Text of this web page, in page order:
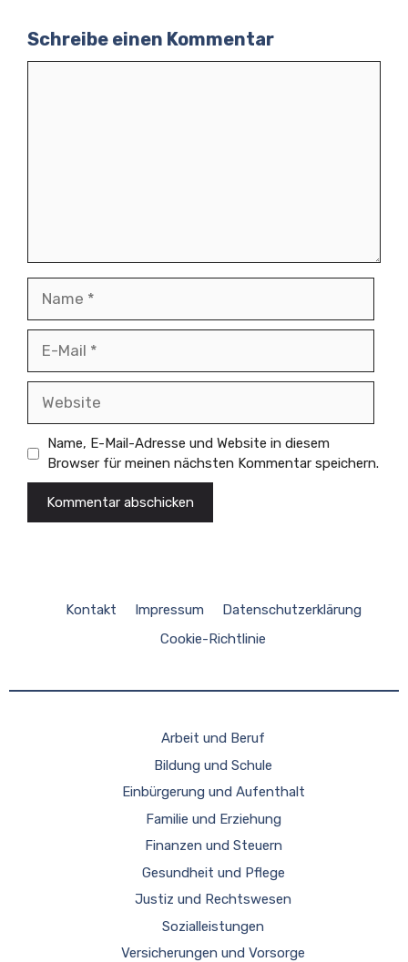
Schreibe einen Kommentar
Mail
Name, E-Mail-Adresse und Website in diesem
Browser für meinen nächsten Kommentar speichern.
Kontakt Impressum
Datenschutzerklärung
Cookie-Richtlinie
Arbeit und Beruf
Bildung und Schule
Einbürgerung und Aufenthalt
Familie und Erziehung
Finanzen und Steuern
Gesundheit und Pflege
Justiz und Rechtswesen
Sozialleistungen
Versicherungen und Vorsorge